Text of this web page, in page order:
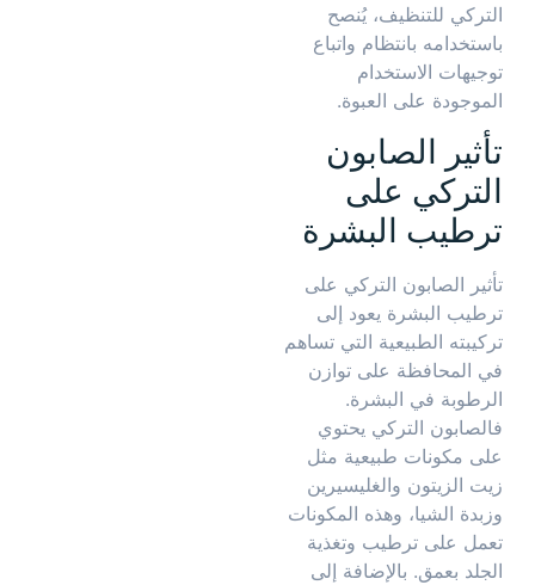
التركي للتنظيف، يُنصح
باستخدامه بانتظام واتباع
توجيهات الاستخدام
الموجودة على العبوة.
تأثير الصابون
التركي على
ترطيب البشرة
تأثير الصابون التركي على
ترطيب البشرة يعود إلى
تركيبته الطبيعية التي تساهم
في المحافظة على توازن
الرطوبة في البشرة.
فالصابون التركي يحتوي
على مكونات طبيعية مثل
زيت الزيتون والغليسيرين
وزبدة الشيا، وهذه المكونات
تعمل على ترطيب وتغذية
الجلد بعمق. بالإضافة إلى